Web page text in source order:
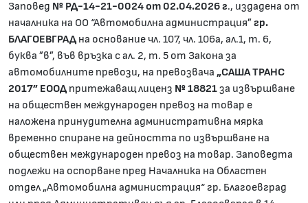
Заповед № РД-14-21-0024 от 02.04.2026 г., издадена от
началника на ОО “Автомобилна администрация”гр.
БЛАГОЕВГРАД на основание чл. 107, чл. 106а, ал.1, т. 6,
буква ”в”, във връзка с ал. 2, т. 5 от Закона за
автомобилните превози, на превозвача „САША ТРАНС
2017” ЕООД притежаващ лиценз № 18821за извършване
на обществен международен превоз на товар е
наложена принудителна административна мярка
временно спиране на дейността по извършване на
обществен международен превоз на товар. Заповедта
подлежи на оспорване пред Началника на Областен
отдел „Автомобилна администрация“ гр. Благоевград